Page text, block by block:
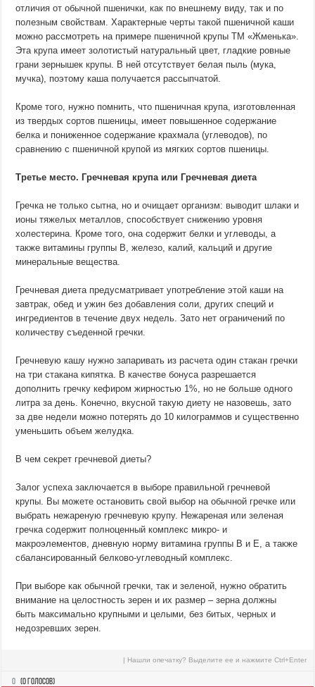
отличия от обычной пшенички, как по внешнему виду, так и по
полезным свойствам. Характерные черты такой пшеничной каши
можно рассмотреть на примере пшеничной крупы ТМ «Жменька».
Эта крупа имеет золотистый натуральный цвет, гладкие ровные
грани зернышек крупы. В ней отсутствует белая пыль (мука,
мучка), поэтому каша получается рассыпчатой.
Кроме того, нужно помнить, что пшеничная крупа, изготовленная
из твердых сортов пшеницы, имеет повышенное содержание
белка и пониженное содержание крахмала (углеводов), по
сравнению с пшеничной крупой из мягких сортов пшеницы.
Третье место. Гречневая крупа или Гречневая диета
Гречка не только сытна, но и очищает организм: выводит шлаки и
ионы тяжелых металлов, способствует снижению уровня
холестерина. Кроме того, она содержит белки и углеводы, а
также витамины группы В, железо, калий, кальций и другие
минеральные вещества.
Гречневая диета предусматривает употребление этой каши на
завтрак, обед и ужин без добавления соли, других специй и
ингредиентов в течение двух недель. Зато нет ограничений по
количеству съеденной гречки.
Гречневую кашу нужно запаривать из расчета один стакан гречки
на три стакана кипятка. В качестве бонуса разрешается
дополнить гречку кефиром жирностью 1%, но не больше одного
литра за день. Конечно, вкусной такую диету не назовешь, зато
за две недели можно потерять до 10 килограммов и существенно
уменьшить объем желудка.
В чем секрет гречневой диеты?
Залог успеха заключается в выборе правильной гречневой
крупы. Вы можете остановить свой выбор на обычной гречке или
выбрать нежареную гречневую крупу. Нежареная или зеленая
гречка содержит полноценный комплекс микро- и
макроэлементов, дневную норму витамина группы В и Е, а также
сбалансированный белково-углеводный комплекс.
При выборе как обычной гречки, так и зеленой, нужно обратить
внимание на целостность зерен и их размер – зерна должны
быть максимально крупными и целыми, без битых, черных и
недозревших зерен.
| Нашли опечатку? Выделите ее и нажмите Ctrl+Enter
0 (0 голосов)